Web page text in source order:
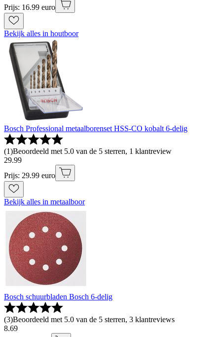
Prijs: 16.99 euro
Bekijk alles in houtboor
Bosch Professional metaalborenset HSS-CO kobalt 6-delig
(1)Beoordeeld met 5.0 van de 5 sterren, 1 klantreview
29.99
Prijs: 29.99 euro
Bekijk alles in metaalboor
Bosch schuurbladen Bosch 6-delig
(3)Beoordeeld met 5.0 van de 5 sterren, 3 klantreviews
8.69